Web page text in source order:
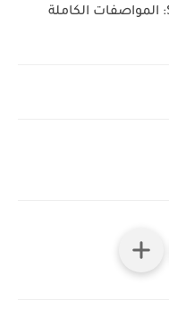
Samsung Galaxy Watch Ultra 2: المواصفات الكاملة